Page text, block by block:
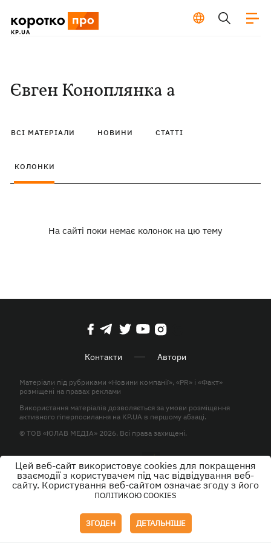
Євген Коноплянка а
ВСІ МАТЕРІАЛИ НОВИНИ СТАТТІ
КОЛОНКИ
На сайті поки немає колонок на цю тему
Контакти Автори
Матеріали під рубриками «Новини компанії», «PR» і «Факт»
розміщені на правах реклами
Використання матеріалів дозволяється за умови розміщення
активного гіперпосилання на KP.UA в першому абзаці.
© ТОВ «ЮЛАВ МЕДІА» 2026. Всі права захищені.
Дизайн
Цей веб-сайт використовує cookies для покращення
взаємодії з користувачем під час відвідування веб-
сайту. Користування веб-сайтом означає згоду з його
ПОЛІТИКОЮ COOKIES
ЗГОДЕН ДЕТАЛЬНІШЕ